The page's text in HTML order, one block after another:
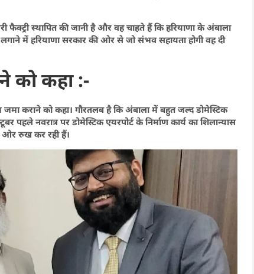
फैक्ट्री स्थापित की जानी है और वह चाहते हैं कि हरियाणा के अंबाला
में हरियाणा सरकार की ओर से जो संभव सहायता होगी वह दी
को कहा :-
कराने को कहा। गौरतलब है कि अंबाला में बहुत जल्द डोमेस्टिक
नवरात्र पर डोमेस्टिक एयरपोर्ट के निर्माण कार्य का शिलान्यास
ओर रुख कर रही हैं।